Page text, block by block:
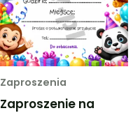
Zaproszenia
Zaproszenie na